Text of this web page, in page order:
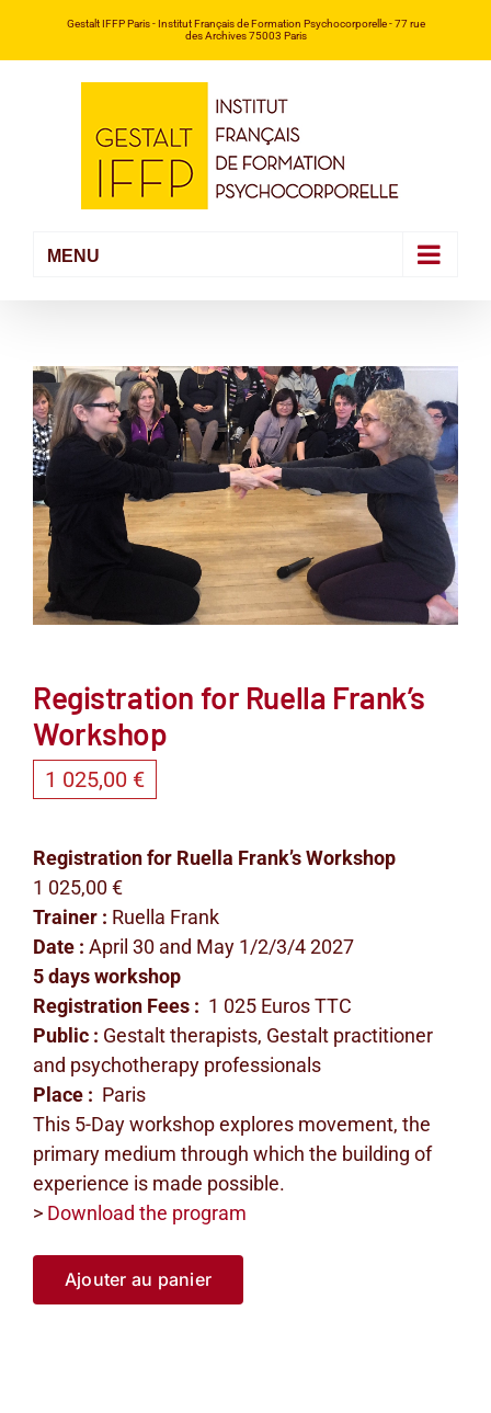
Gestalt IFFP Paris- Institut Français de Formation Psychocorporelle -77 rue
des Archives 75003 Paris
Registration for Ruella Frank’s
Workshop
1 025,00 €
Registration for Ruella Frank’s Workshop
1 025,00 €
Trainer : Ruella Frank
Date : April 30 and May 1/2/3/4 2027
5 days workshop
Registration Fees : 1 025 Euros TTC
Public : Gestalt therapists, Gestalt practitioner
and psychotherapy professionals
Place : Paris
This 5-Day workshop explores movement, the
primary medium through which the building of
experience is made possible.
> Download the program
Ajouter au panier